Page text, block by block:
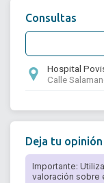
Consultas
Hospital
Calle
Deja tu
Importante:
valoración sobre